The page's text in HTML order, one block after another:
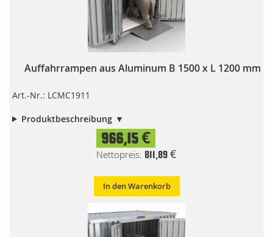
Auffahrrampen aus Aluminum B 1500 x L 1200 mm
Art.-Nr.: LCMC1911
Produktbeschreibung
966,15 €
811,89 €
In den Warenkorb